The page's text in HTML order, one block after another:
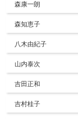
森康一朗
森知恵子
八木由紀子
山内泰次
吉田正和
吉村桂子